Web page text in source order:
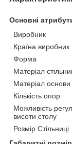
Основні
Виробник
Країна виробник
Форма
Матеріал
Матеріал основи
Кількість опор
Можливість
висоти столу
Розмір Стільниці